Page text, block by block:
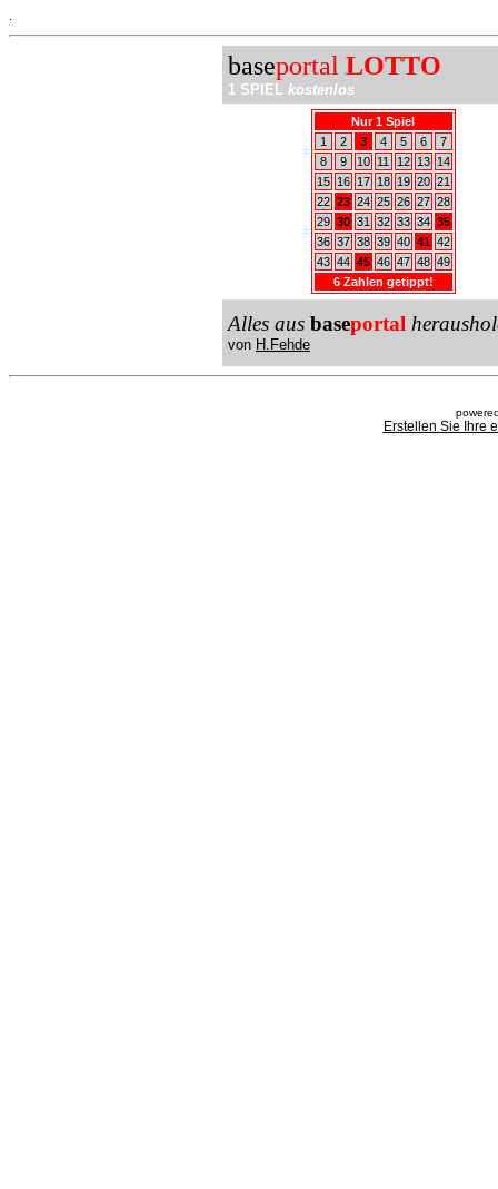
baseportal LOTTO
1 SPIEL kostenlos
Nur 1 Spiel
1
2 3 4 5 6
7
8
9 10 11 12 13
14
15
16 17 18 19 20 21
22 23 24 25 26 27 28
29 30 31 32 33 34 35
36 37 38 39 40 41 42
43 44 45 46 47 48 49
6 Zahlen getippt!
Alles aus baseportal
von H.Fehde
Erstellen Sie Ihre